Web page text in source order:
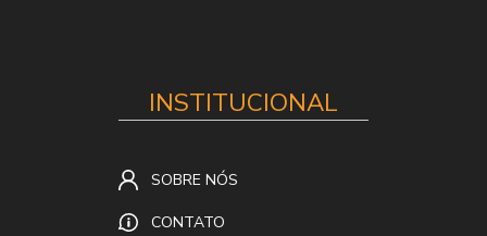
INSTITUCIONAL
SOBRE NÓS
CONTATO